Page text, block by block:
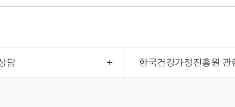
담 한국건강가정진흥원 관